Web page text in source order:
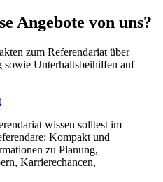
Angebote von uns?
zum Referendariat über
Unterhaltsbeihilfen auf
wissen solltest im
Kompakt und
zu Planung,
Karrierechancen,